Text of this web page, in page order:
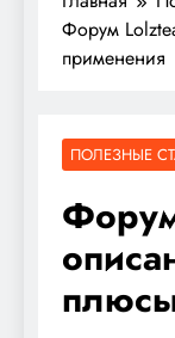
Форум
применения
ПОЛЕЗНЫЕ